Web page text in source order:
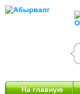
На главную